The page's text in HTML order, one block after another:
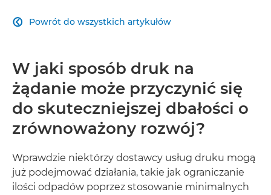
Powrót do wszystkich artykułów

W jaki sposób druk na
żądanie może przyczynić się
do skuteczniejszej dbałości o
zrównoważony rozwój?
Wprawdzie niektórzy dostawcy usług druku mogą
już podejmować działania, takie jak ograniczanie
ilości odpadów poprzez stosowanie minimalnych